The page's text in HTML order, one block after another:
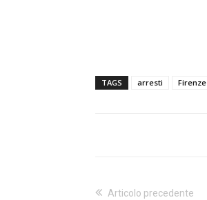
TAGS arresti Firenze
Articolo precedente